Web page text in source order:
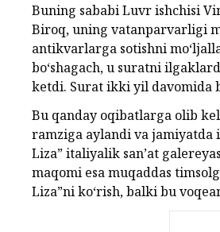
Buning sababi Luvr ishchisi
Biroq, uning vatanparvarligi
antikvarlarga sotishni
bo‘shagach, u suratni
ketdi. Surat ikki yil davomida
Bu qanday oqibatlarga olib
ramziga aylandi va jamiyatda
Liza” italiyalik san’at
maqomi esa muqaddas
Liza”ni ko‘rish, balki bu